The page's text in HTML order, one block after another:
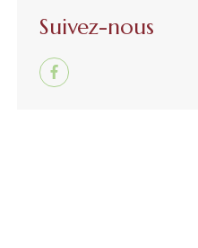
Suivez-nous